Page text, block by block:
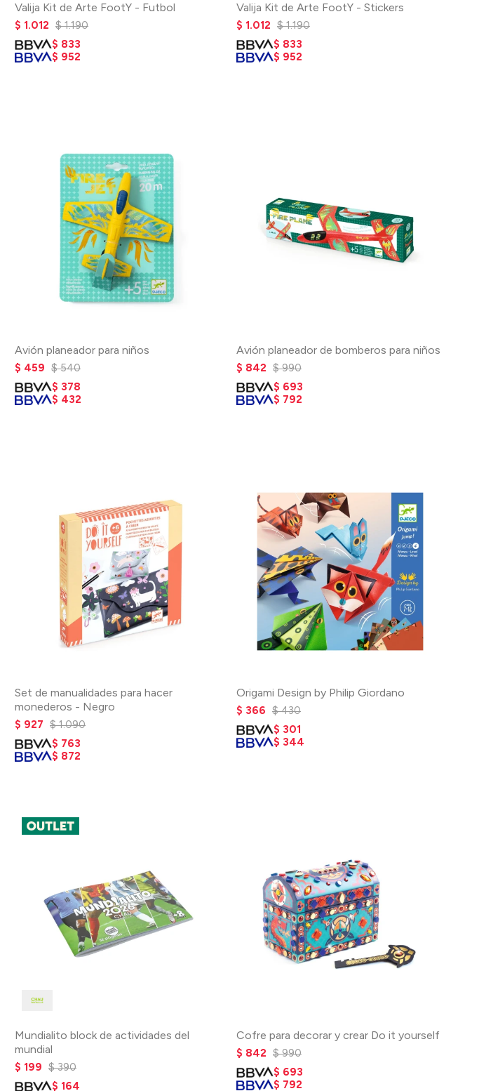
Valija Kit de Arte FootY - Futbol
$ 1.012 $ 1.190
$ 833
$ 952
Valija Kit de Arte FootY - Stickers
$ 1.012 $ 1.190
$ 833
$ 952
Avión planeador para niños
$ 459 $ 540
$ 378
$ 432
Avión planeador de bomberos para niños
$ 842 $ 990
$ 693
$ 792
Set de manualidades para hacer
monederos - Negro
$ 927 $ 1.090
$ 763
$ 872
Origami Design by Philip Giordano
$ 366 $ 430
$ 301
$ 344
Mundialito block de actividades del
mundial
$ 199 $ 390
$ 164
Cofre para decorar y crear Do it yourself
$ 842 $ 990
$ 693
$ 792